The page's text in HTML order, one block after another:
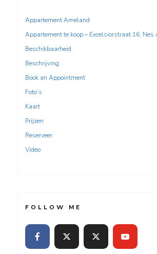
Appartement Ameland
Appartement te koop – Excelsiorstraat 16, Nes
Beschikbaarheid
Beschrijving
Book an Appointment
Foto’s
Kaart
Prijzen
Reserveer
Video
FOLLOW ME